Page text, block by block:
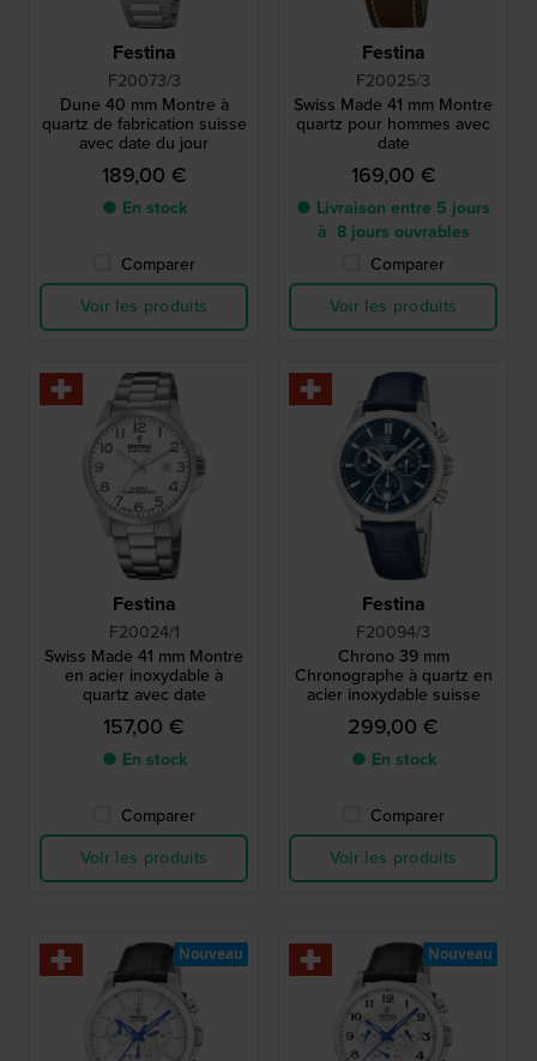
Festina
F20073/3
Dune 40 mm Montre à
quartz de fabrication suisse
avec date du jour
189,00 €
● En stock
Comparer
Voir les produits
Festina
F20025/3
Swiss Made 41 mm Montre
quartz pour hommes avec
date
169,00 €
● Livraison entre 5 jours
à 8 jours ouvrables
Comparer
Voir les produits
Festina
F20024/1
Swiss Made 41 mm Montre
en acier inoxydable à
quartz avec date
157,00 €
● En stock
Comparer
Voir les produits
Festina
F20094/3
Chrono 39 mm
Chronographe à quartz en
acier inoxydable suisse
299,00 €
● En stock
Comparer
Voir les produits
Nouveau Nouveau